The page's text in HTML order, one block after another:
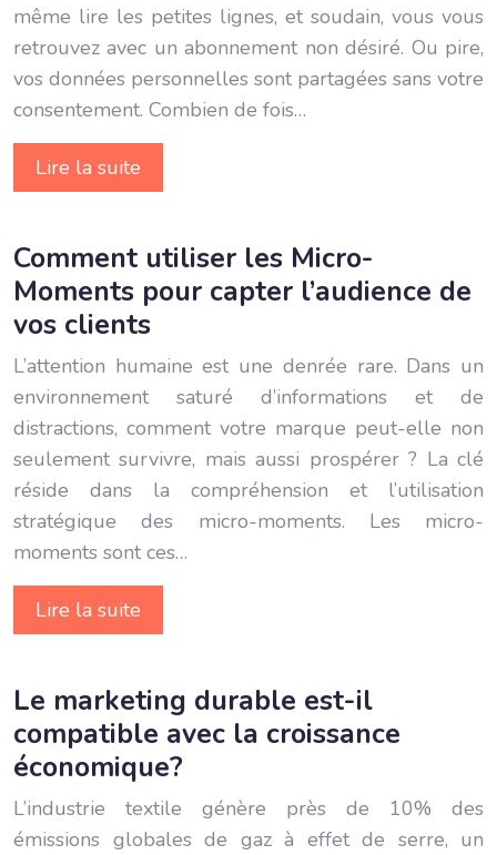
même lire les petites lignes, et soudain, vous vous
retrouvez avec un abonnement non désiré. Ou pire,
vos données personnelles sont partagées sans votre
consentement. Combien de fois…
Lire la suite
Comment utiliser les Micro-
Moments pour capter l’audience de
vos clients
L’attention humaine est une denrée rare. Dans un
environnement saturé d’informations et de
distractions, comment votre marque peut-elle non
seulement survivre, mais aussi prospérer ? La clé
réside dans la compréhension et l’utilisation
stratégique des micro-moments. Les micro-
moments sont ces…
Lire la suite
Le marketing durable est-il
compatible avec la croissance
économique?
L’industrie textile génère près de 10% des
émissions globales de gaz à effet de serre, un